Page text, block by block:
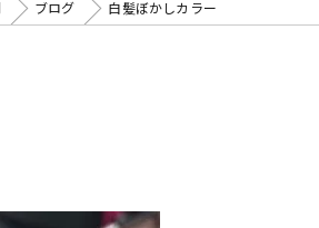
ブログ 白髪ぼかしカラー